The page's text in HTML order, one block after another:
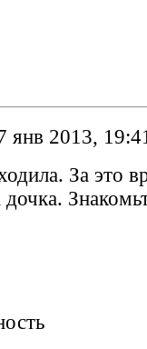
янв 2013,
За это
дочка.